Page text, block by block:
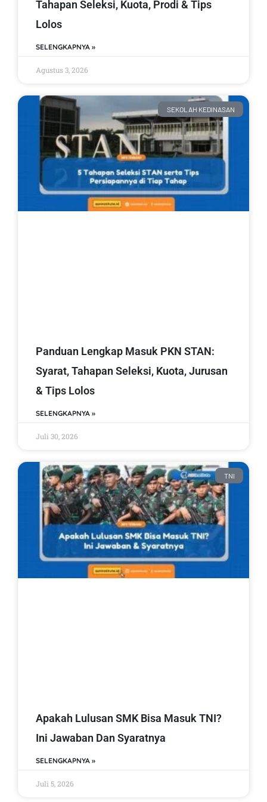
Tahapan Seleksi, Kuota, Prodi & Tips
Lolos
SELENGKAPNYA »
Agustus 3, 2026
SEKOLAH KEDINASAN
Panduan Lengkap Masuk PKN STAN:
Syarat, Tahapan Seleksi, Kuota, Jurusan
& Tips Lolos
SELENGKAPNYA »
Juli 30, 2026
TNI
Apakah Lulusan SMK Bisa Masuk TNI?
Ini Jawaban Dan Syaratnya
SELENGKAPNYA »
Juli 5, 2026